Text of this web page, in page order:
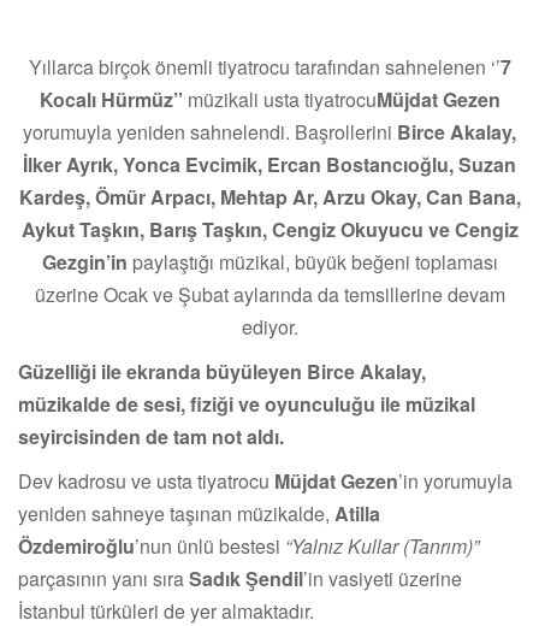
Yıllarca birçok önemli tiyatrocu tarafından sahnelenen ‘’7
Kocalı Hürmüz’’müzikali usta tiyatrocuMüjdat Gezen
yorumuyla yeniden sahnelendi. Başrollerini Birce Akalay,
İlker Ayrık, Yonca Evcimik, Ercan Bostancıoğlu, Suzan
Kardeş, Ömür Arpacı, Mehtap Ar, Arzu Okay, Can Bana,
Aykut Taşkın, Barış Taşkın, Cengiz Okuyucu ve Cengiz
Gezgin’in paylaştığı müzikal, büyük beğeni toplaması
üzerine Ocak ve Şubat aylarında da temsillerine devam
ediyor.
Güzelliği ile ekranda büyüleyen Birce Akalay,
müzikalde de sesi, fiziği ve oyunculuğu ile müzikal
seyircisinden de tam not aldı.
Dev kadrosu ve usta tiyatrocu Müjdat Gezen’in yorumuyla
yeniden sahneye taşınan müzikalde, Atilla
Özdemiroğlu’nun ünlü bestesi “Yalnız Kullar (Tanrım)”
parçasının yanı sıraSadık Şendil’in vasiyeti üzerine
İstanbul türküleri de yer almaktadır.